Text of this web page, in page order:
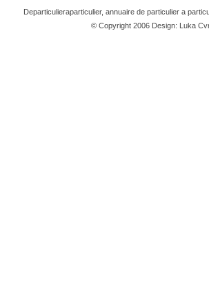
Departiculieraparticulier, annuaire de particulier a
© Copyright 2006 Design: Luka